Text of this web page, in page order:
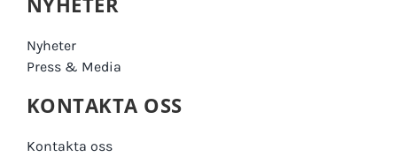
Nyheter
Press & Media
KONTAKTA OSS
Kontakta oss